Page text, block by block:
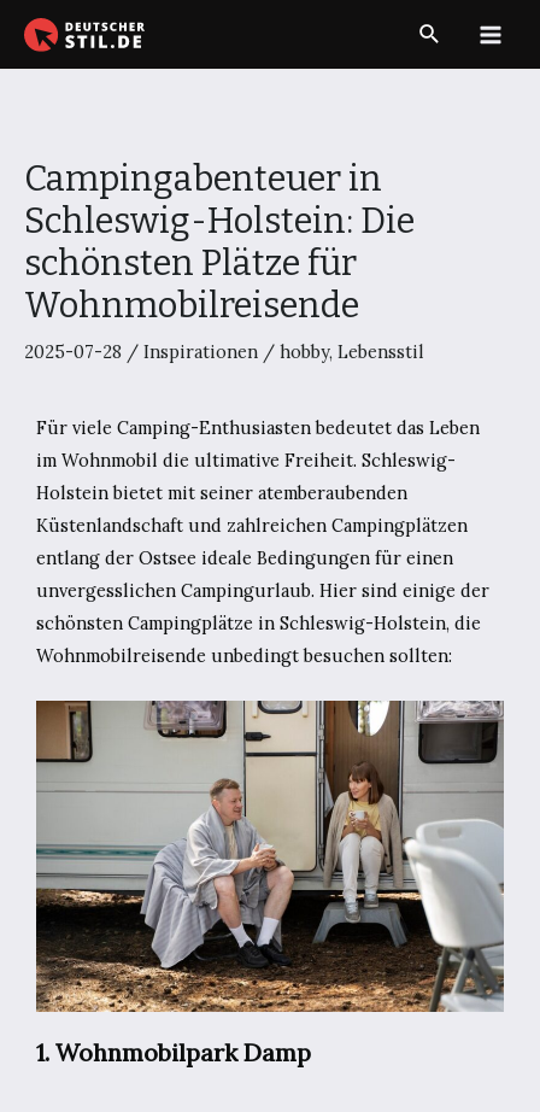
Zum
Inhalt
Suche
Campingabenteuer in
Schleswig-Holstein: Die
schönsten Plätze für
Wohnmobilreisende
2025-07-28 / Inspirationen / hobby, Lebensstil
Für viele Camping-Enthusiasten bedeutet das Leben
im Wohnmobil die ultimative Freiheit. Schleswig-
Holstein bietet mit seiner atemberaubenden
Küstenlandschaft und zahlreichen Campingplätzen
entlang der Ostsee ideale Bedingungen für einen
unvergesslichen Campingurlaub. Hier sind einige der
schönsten Campingplätze in Schleswig-Holstein, die
Wohnmobilreisende unbedingt besuchen sollten:
1. Wohnmobilpark Damp